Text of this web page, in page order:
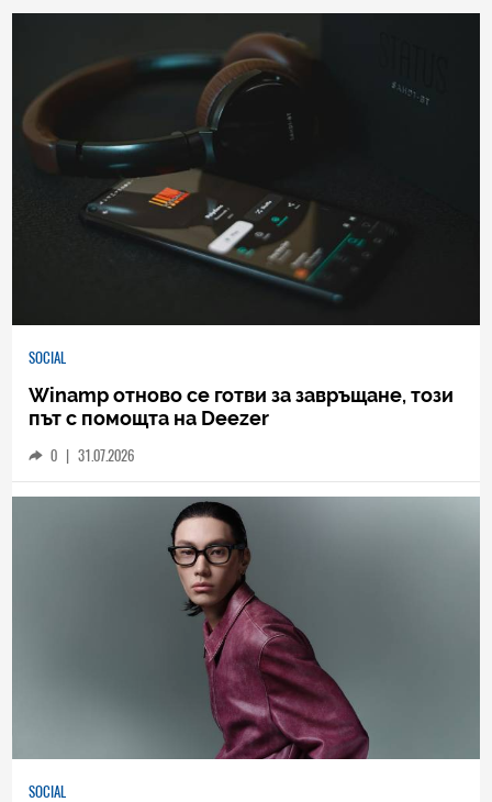
SOCIAL
Winamp отново се готви за завръщане, този
път с помощта на Deezer
0 | 31.07.2026
SOCIAL